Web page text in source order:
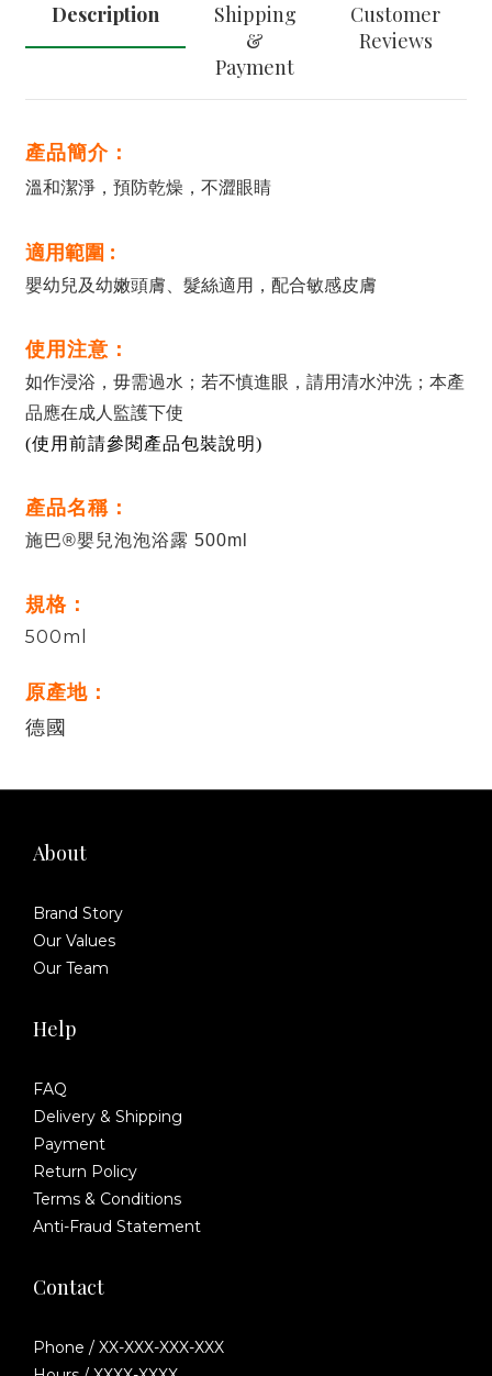
Description
Shipping
&
Payment
Customer
Reviews
產品簡介：
溫和潔淨，預防乾燥，不澀眼睛
適用範圍 :
嬰幼兒及幼嫩頭膚、髮絲適用，配合敏感皮膚
使用注意：
如作浸浴，毋需過水；若不慎進眼，請用清水沖洗；本產
品應在成人監護下使
(使用前請參閱產品包裝說明)
產品名稱：
施巴®嬰兒泡泡浴露 500ml
規格：
500ml
原產地：
德國
About
Brand Story
Our Values
Our Team
Help
FAQ
Delivery & Shipping
Payment
Return Policy
Terms & Conditions
Anti-Fraud Statement
Contact
Phone / XX-XXX-XXX-XXX